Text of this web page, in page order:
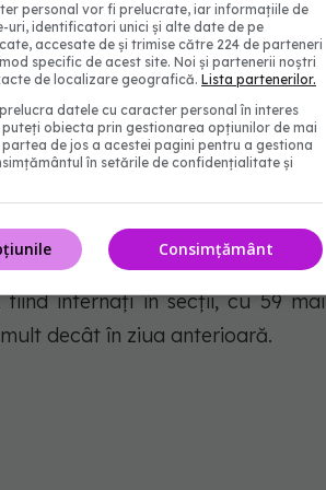
survenite în luna ianuarie
în secții cu COVID-19 este de
la ATI sunt internate 937
cei 937 pacienți internați la
internați în secții, cu 59 mai
decât în ziua anterioară.
personal vor fi prelucrate, iar informațiile de
uri, identificatori unici și alte date de pe
accesate de și trimise către 224 de parteneri
specific de acest site. Noi și partenerii noștri
de localizare geografică. Lista partenerilor.
datele cu caracter personal în interes
obiecta prin gestionarea opțiunilor de mai
partea de jos a acestei pagini pentru a gestiona
în setările de confidențialitate și
Consimțământ